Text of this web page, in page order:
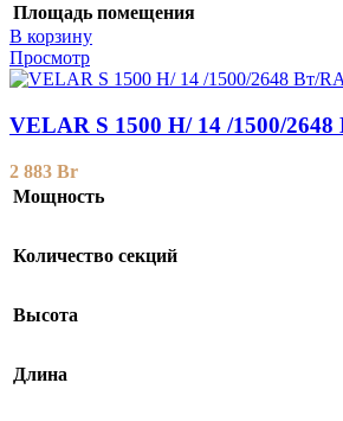
Площадь помещения
В корзину
Просмотр
VELAR S 1500 H/ 14 /1500/2648
2 883 Br
Мощность
Количество секций
Высота
Длина